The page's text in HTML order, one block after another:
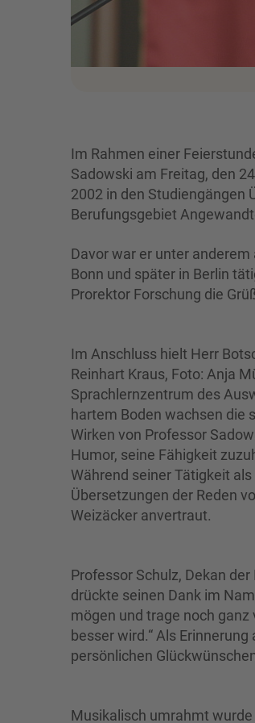
Im Rahmen einer
Sadowski am Freitag, den
2002 in den Studiengängen
Berufungsgebiet
Davor war er unter
Bonn und später in Berlin
Prorektor Forschung die
Im Anschluss hielt Herr
Reinhart Kraus, Foto: Anja
Sprachlernzentrum des
hartem Boden wachsen die
Wirken von Professor
Humor, seine Fähigkeit
Während seiner Tätigkeit
Übersetzungen der Reden
Weizäcker anvertraut.
Professor Schulz, Dekan
drückte seinen Dank im
mögen und trage noch
besser wird.“ Als
persönlichen
Musikalisch umrahmt